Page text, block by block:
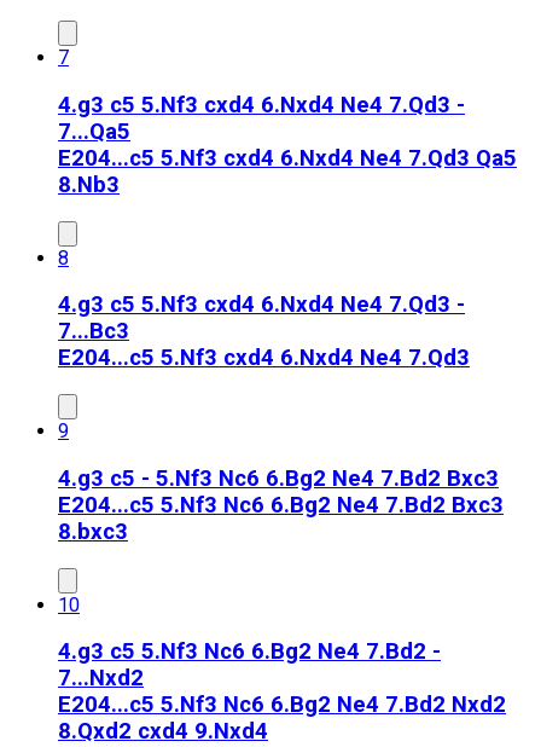
7
4.g3 c5 5.Nf3 cxd4 6.Nxd4 Ne4 7.Qd3 -
7...Qa5
E204...c5 5.Nf3 cxd4 6.Nxd4 Ne4 7.Qd3 Qa5
8.Nb3
8
4.g3 c5 5.Nf3 cxd4 6.Nxd4 Ne4 7.Qd3 -
7...Bc3
E204...c5 5.Nf3 cxd4 6.Nxd4 Ne4 7.Qd3
9
4.g3 c5 - 5.Nf3 Nc6 6.Bg2 Ne4 7.Bd2 Bxc3
E204...c5 5.Nf3 Nc6 6.Bg2 Ne4 7.Bd2 Bxc3
8.bxc3
10
4.g3 c5 5.Nf3 Nc6 6.Bg2 Ne4 7.Bd2 -
7...Nxd2
E204...c5 5.Nf3 Nc6 6.Bg2 Ne4 7.Bd2 Nxd2
8.Qxd2 cxd4 9.Nxd4